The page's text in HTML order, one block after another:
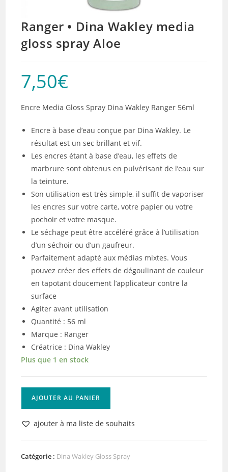
Ranger • Dina Wakley media
gloss spray Aloe
7,50€
Encre Media Gloss Spray Dina Wakley Ranger 56ml
Encre à base d’eau conçue par Dina Wakley. Le
résultat est un sec brillant et vif.
Les encres étant à base d’eau, les effets de
marbrure sont obtenus en pulvérisant de l’eau sur
la teinture.
Son utilisation est très simple, il suffit de vaporiser
les encres sur votre carte, votre papier ou votre
pochoir et votre masque.
Le séchage peut être accéléré grâce à l’utilisation
d’un séchoir ou d’un gaufreur.
Parfaitement adapté aux médias mixtes. Vous
pouvez créer des effets de dégoulinant de couleur
en tapotant doucement l’applicateur contre la
surface
Agiter avant utilisation
Quantité : 56 ml
Marque : Ranger
Créatrice : Dina Wakley
Plus que 1 en stock
Ranger
Wakley
AJOUTER AU PANIER
ajouter à ma liste de souhaits
Catégorie : Dina Wakley Gloss Spray